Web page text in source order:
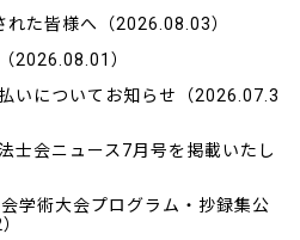
れた皆様へ （2026.08.03）
（2026.08.01）
いについてお知らせ
（2026.07.3
士会ニュース7月号を掲載いたし
学術大会プログラム・抄録集公